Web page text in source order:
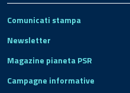
Comunicati stampa
Newsletter
Magazine pianeta PSR
Campagne informative